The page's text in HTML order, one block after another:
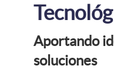
Aportando
soluciones